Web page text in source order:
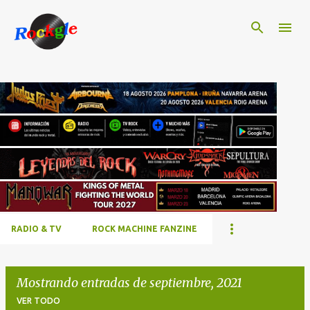
RADIO & TV ROCK MACHINE FANZINE
Mostrando entradas de septiembre, 2021
VER TODO